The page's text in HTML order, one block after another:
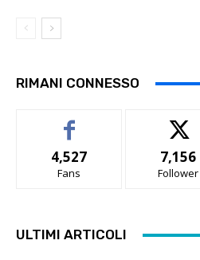
RIMANI CONNESSO
4,527
Fans
7,156
Follower
ULTIMI ARTICOLI